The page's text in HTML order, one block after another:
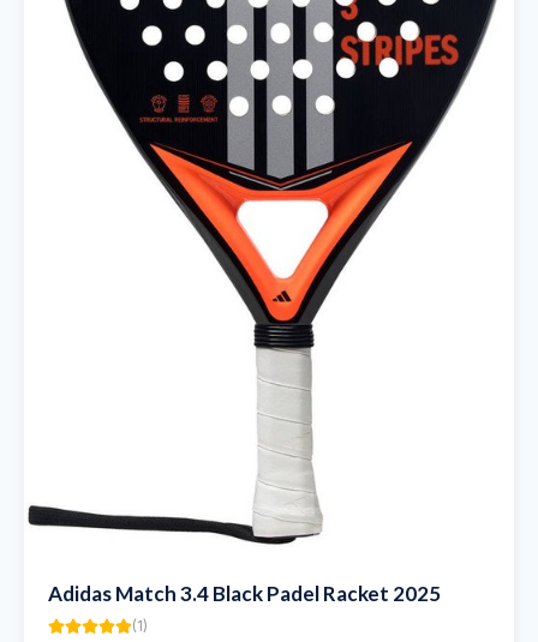
Adidas Match 3.4 Black Padel Racket 2025
(1)